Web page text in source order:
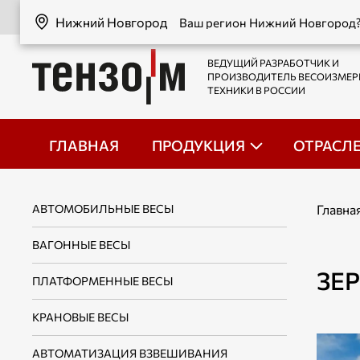
Нижний Новгород Ваш регион Нижний Новгород?
Нижний Новгород
ВЕДУЩИЙ РАЗРАБОТЧИК И
ПРОИЗВОДИТЕЛЬ
ТЕХНИКИ В РОССИИ
ГЛАВНАЯ ПРОДУКЦИЯ
АВТОМОБИЛЬНЫЕ ВЕСЫ
ВАГОННЫЕ ВЕСЫ
ПЛАТФОРМЕННЫЕ ВЕСЫ
КРАНОВЫЕ ВЕСЫ
АВТОМАТИЗАЦИЯ ВЗВЕШИВАНИЯ